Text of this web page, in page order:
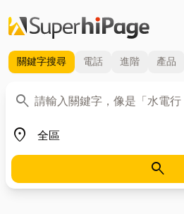
關鍵字搜尋 電話 進階 產品
search
關鍵字
place
地區
search